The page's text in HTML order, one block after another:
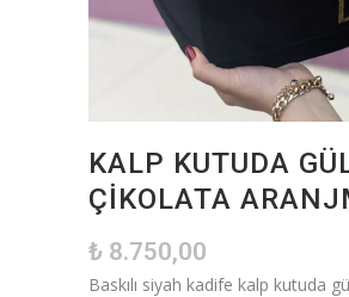
KALP KUTUDA
ÇIKOLATA
₺ 8.750,00
Baskılı siyah kadife kalp kutuda